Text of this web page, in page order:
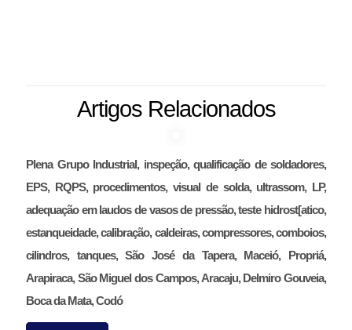
Artigos Relacionados
Plena Grupo Industrial, inspeção, qualificação de soldadores,
EPS, RQPS, procedimentos, visual de solda, ultrassom, LP,
adequação em laudos de vasos de pressão, teste hidrost[atico,
estanqueidade, calibração, caldeiras, compressores, comboios,
cilindros, tanques, São José da Tapera, Maceió, Propriá,
Arapiraca, São Miguel dos Campos, Aracaju, Delmiro Gouveia,
Boca da Mata, Codó